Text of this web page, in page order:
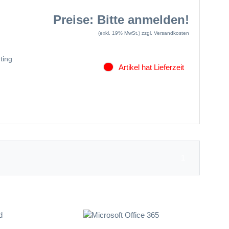
Preise: Bitte anmelden!
(exkl. 19% MwSt.) zzgl. Versandkosten
Artikel hat Lieferzeit